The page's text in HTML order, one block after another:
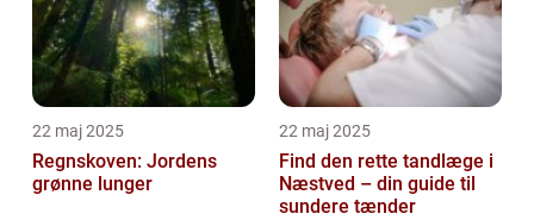
22 maj 2025
Regnskoven: Jordens
grønne lunger
22 maj 2025
Find den rette tandlæge i
Næstved – din guide til
sundere tænder